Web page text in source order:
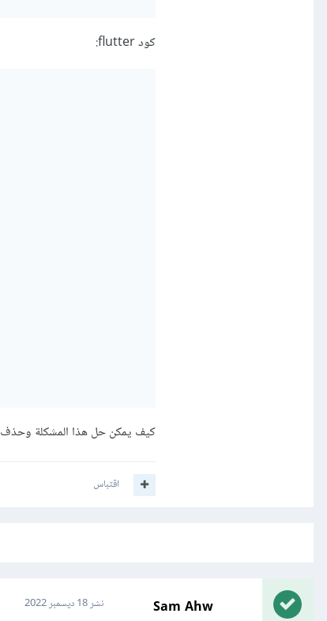
كود flutter:
كيف يمكن حل هذا المشكلة وحذف
اقتباس
Sam Ahw نشر18 ديسمبر 2022